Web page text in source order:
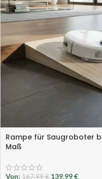
Rampe für Saugroboter
Maß
Von: 167,99€ 139,99€